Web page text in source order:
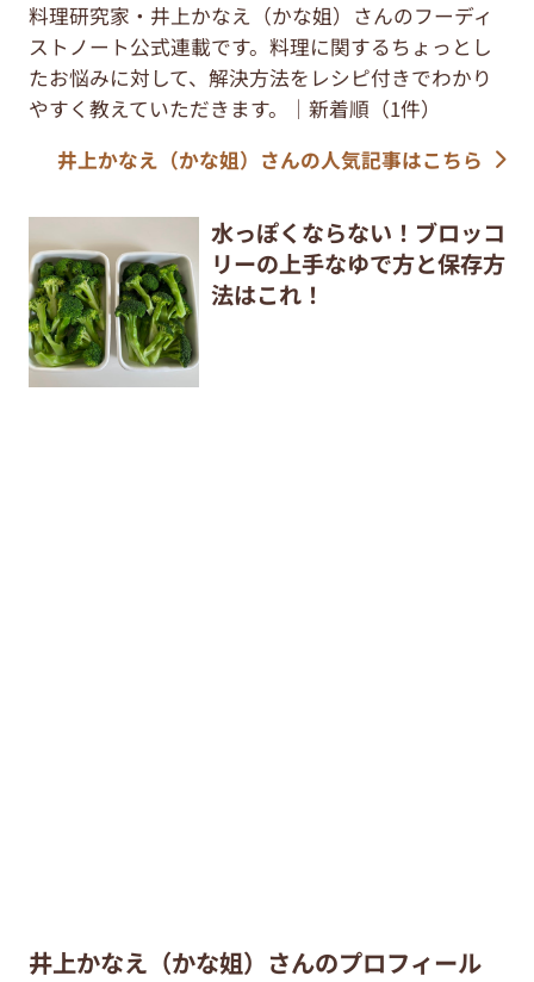
料理研究家・井上かなえ（かな姐）さんのフーディ
ストノート公式連載です。料理に関するちょっとし
たお悩みに対して、解決方法をレシピ付きでわかり
やすく教えていただきます。｜新着順（1件）
井上かなえ（かな姐）さんの人気記事はこちら
水っぽくならない！ブロッコ
リーの上手なゆで方と保存方
法はこれ！
井上かなえ（かな姐）さんのプロフィール